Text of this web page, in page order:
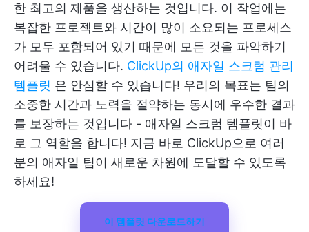
한 최고의 제품을 생산하는 것입니다. 이 작업에는
복잡한 프로젝트와 시간이 많이 소요되는 프로세스
가 모두 포함되어 있기 때문에 모든 것을 파악하기
어려울 수 있습니다. ClickUp의 애자일 스크럼 관리
템플릿 은 안심할 수 있습니다! 우리의 목표는 팀의
소중한 시간과 노력을 절약하는 동시에 우수한 결과
를 보장하는 것입니다 - 애자일 스크럼 템플릿이 바
로 그 역할을 합니다! 지금 바로 ClickUp으로 여러
분의 애자일 팀이 새로운 차원에 도달할 수 있도록
하세요!
이 템플릿 다운로드하기